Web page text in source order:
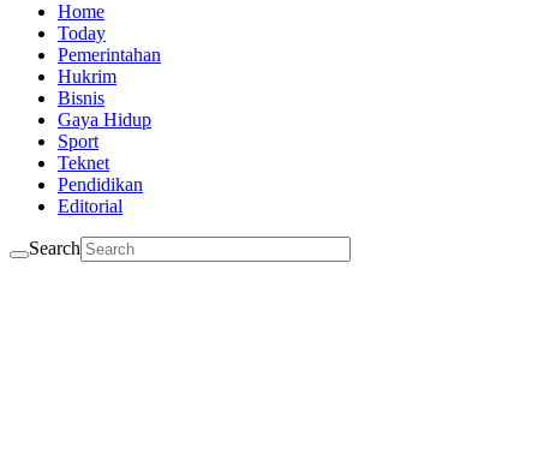
Home
Today
Pemerintahan
Hukrim
Bisnis
Gaya Hidup
Sport
Teknet
Pendidikan
Editorial
Search